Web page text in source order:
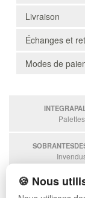
Livraison
Échanges et
Modes de
Palettes
Estanterias
🍪 Nous